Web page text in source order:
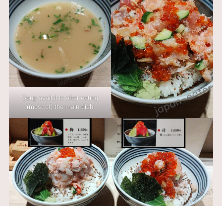
Soup available after eating
(most of) the main dish